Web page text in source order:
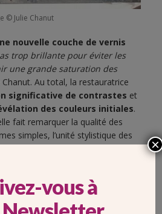
© Julie Chanut
nouvelle couche de vernis
trop brillante pour éviter les
une grande saturation des
Chanut. Au total, la restauratrice
significative de contrastes et
des couleurs initiales.
fait remarquer la qualité des
simples, l’unité stylistique des
vous à
×